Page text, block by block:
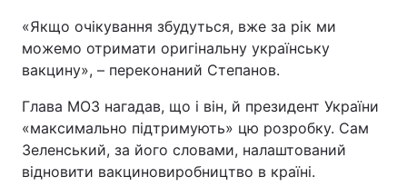
«Якщо очікування збудуться, вже за рік ми
можемо отримати оригінальну українську
вакцину», – переконаний Степанов.
Глава МОЗ нагадав, що і він, й президент України
«максимально підтримують» цю розробку. Сам
Зеленський, за його словами, налаштований
відновити вакциновиробництво в країні.